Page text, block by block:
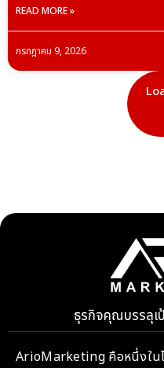
READ MORE »
กรกฎาคม 9, 2026
ธุรกิจคุณบรรลุเ
ArioMarketing คือหนึ่งใน